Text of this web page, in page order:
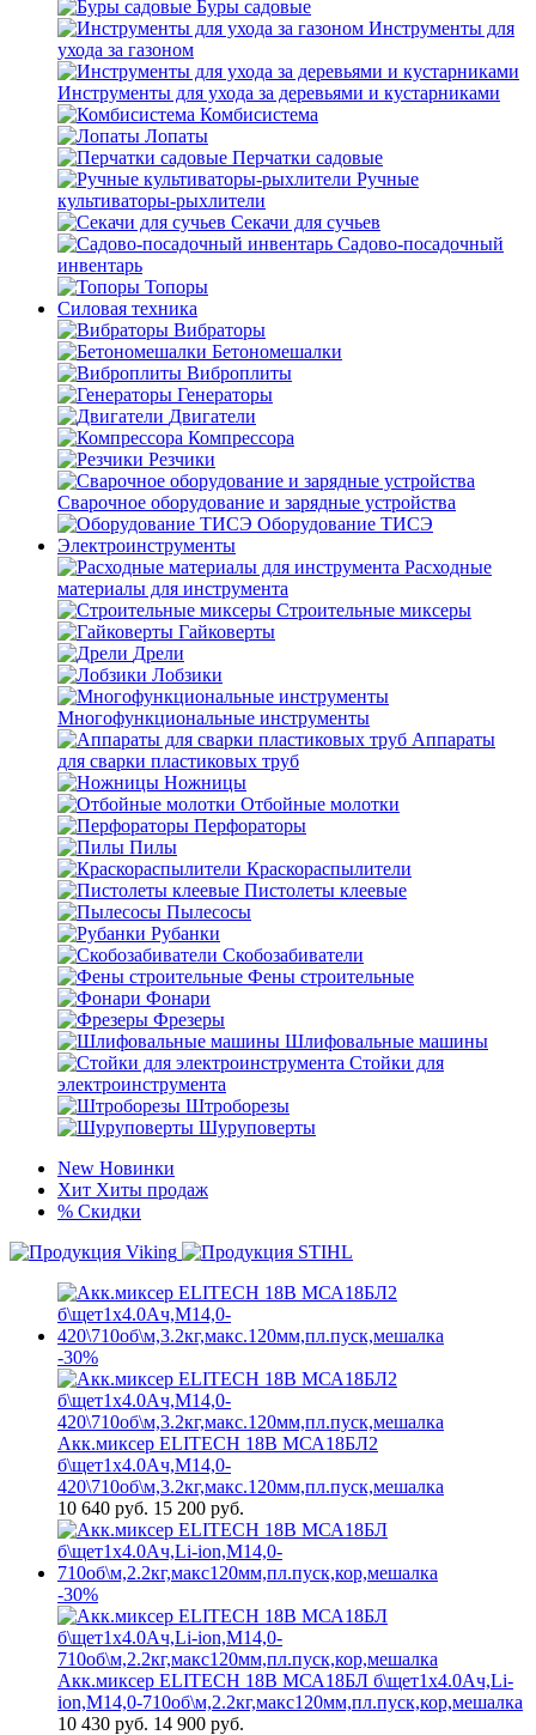
Буры садовые
Инструменты для
ухода за газоном
Инструменты для ухода за деревьями и кустарниками
Комбисистема
Лопаты
Перчатки садовые
Ручные
культиваторы-рыхлители
Секачи для сучьев
Садово-посадочный
инвентарь
Топоры
Силовая техника
Вибраторы
Бетономешалки
Виброплиты
Генераторы
Двигатели
Компрессора
Резчики
Сварочное оборудование и зарядные устройства
Оборудование ТИСЭ
Электроинструменты
Расходные
материалы для инструмента
Строительные миксеры
Гайковерты
Дрели
Лобзики
Многофункциональные инструменты
Аппараты
для сварки пластиковых труб
Ножницы
Отбойные молотки
Перфораторы
Пилы
Краскораспылители
Пистолеты клеевые
Пылесосы
Рубанки
Скобозабиватели
Фены строительные
Фонари
Фрезеры
Шлифовальные машины
Стойки для
электроинструмента
Штроборезы
Шуруповерты
New Новинки
Хит Хиты продаж
% Скидки
-30%
Акк.миксер ELITECH 18В МСА18БЛ2
б\щет1х4.0Ач,М14,0-
420\710об\м,3.2кг,макс.120мм,пл.пуск,мешалка
10 640 руб. 15 200 руб.
-30%
Акк.миксер ELITECH 18В МСА18БЛ б\щет1х4.0Ач,Li-
ion,М14,0-710об\м,2.2кг,макс120мм,пл.пуск,кор,мешалка
10 430 руб. 14 900 руб.